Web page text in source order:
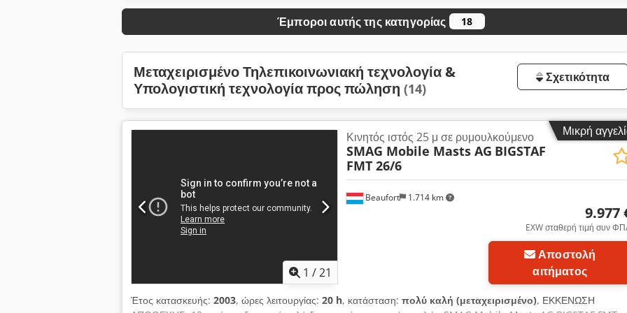
Έμποροι αυτής της κατηγορίας 18
Μεταχειρισμένο Τηλεπικοινωνιακή τεχνολογία &
Υπολογιστική τεχνολογία προς πώληση (14)
Σχετικότητα
Μικρή
1 /21
Beaufort 1.714 km
Κινητός ιστός 25 μ σε ρυμουλκούμενο
SMAG Mobile Masts AG BIGSTAF
FMT 26/6
9.977
EXW σταθερή τιμή συν
Αποστολή
αιτήματος
Έτος κατασκευής: 2003, ώρες λειτουργίας: 20 h, κατάσταση: πολύ καλή (μεταχειρισμένο), ΕΚΚΕΝΩΣΗ